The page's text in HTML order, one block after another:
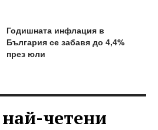
Годишната инфлация в
България се забавя до 4,4%
през юли
четени